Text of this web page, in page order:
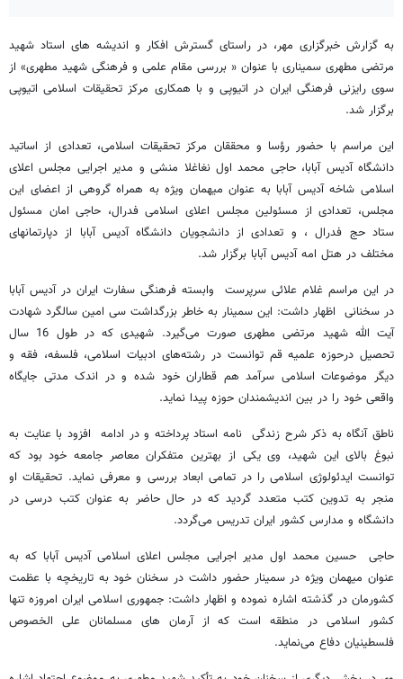
به گزارش خبرگزاری مهر، در راستای گسترش افکار و اندیشه های استاد شهید
مرتضی مطهری سمیناری با عنوان « بررسی مقام علمی و فرهنگی شهید مطهری» از
سوی رایزنی فرهنگی ایران در اتیوپی و با همکاری مرکز تحقیقات اسلامی اتیوپی
برگزار شد.
این مراسم با حضور رؤسا و محققان مرکز تحقیقات اسلامی، تعدادی از اساتید
دانشگاه آدیس آبابا، حاجی محمد اول نغاغلا منشی و مدیر اجرایی مجلس اعلای
اسلامی شاخه آدیس آبابا به عنوان میهمان ویژه به همراه گروهی از اعضای این
مجلس، تعدادی از مسئولین مجلس اعلای اسلامی فدرال، حاجی امان مسئول
ستاد حج فدرال ، و تعدادی از دانشجویان دانشگاه آدیس آبابا از دپارتمانهای
مختلف در هتل امه آدیس آبابا برگزار شد.
در این مراسم غلام علائی سرپرست وابسته فرهنگی سفارت ایران در آدیس آبابا
در سخنانی اظهار داشت: این سمینار به خاطر بزرگداشت سی امین سالگرد شهادت
آیت الله شهید مرتضی مطهری صورت می‌گیرد. شهیدی که در طول 16 سال
تحصیل درحوزه علمیه قم توانست در رشته‌های ادبیات اسلامی، فلسفه، فقه و
دیگر موضوعات اسلامی سرآمد هم قطاران خود شده و در اندک مدتی جایگاه
واقعی خود را در بین اندیشمندان حوزه پیدا نماید.
ناطق آنگاه به ذکر شرح زندگی نامه استاد پرداخته و در ادامه افزود با عنایت به
نبوغ بالای این شهید، وی یکی از بهترین متفکران معاصر جامعه خود بود که
توانست ایدئولوژی اسلامی را در تمامی ابعاد بررسی و معرفی نماید. تحقیقات او
منجر به تدوین کتب متعدد گردید که در حال حاضر به عنوان کتب درسی در
دانشگاه و مدارس کشور ایران تدریس می‌گردد.
حاجی حسین محمد اول مدیر اجرایی مجلس اعلای اسلامی آدیس آبابا که به
عنوان میهمان ویژه در سمینار حضور داشت در سخنان خود به تاریخچه با عظمت
کشورمان در گذشته اشاره نموده و اظهار داشت: جمهوری اسلامی ایران امروزه تنها
کشور اسلامی در منطقه است که از آرمان های مسلمانان علی الخصوص
فلسطینیان دفاع می‌نماید.